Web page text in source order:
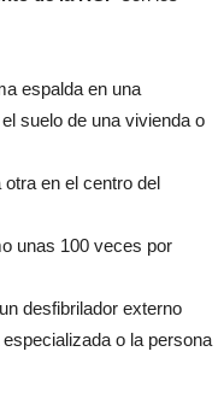
espalda en una
suelo de una vivienda o
en el centro del
unas 100 veces por
desfibrilador externo
o la persona